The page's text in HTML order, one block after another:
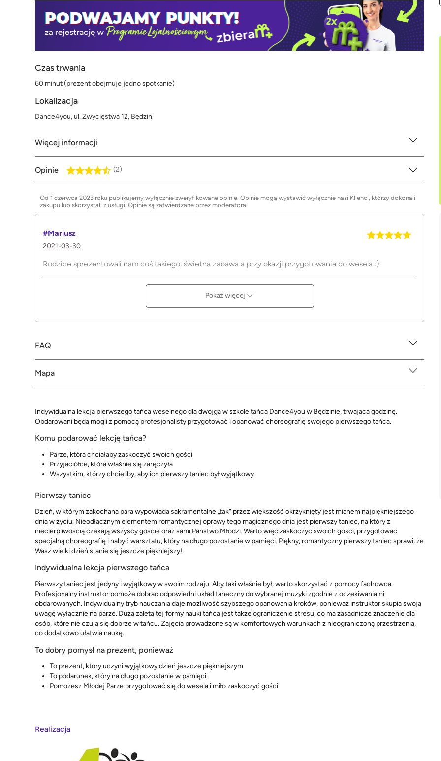
Czas trwania
60 minut (prezent obejmuje jedno spotkanie)
Lokalizacja
Dance4you, ul. Zwycięstwa 12, Będzin
Więcej informacji
Opinie (2)
Od 1 czerwca 2023 roku publikujemy wyłącznie zweryfikowane opinie. Opinie mogą wystawić wyłącznie nasi Klienci, którzy dokonali
zakupu lub skorzystali z usługi. Opinie są zatwierdzane przez moderatora.
#Mariusz
2021-03-30
Rodzice sprezentowali nam coś takiego, świetna zabawa a przy okazji przygotowania do wesela :)
Pokaż więcej
FAQ
Mapa
Indywidualna lekcja pierwszego tańca weselnego dla dwojga w szkole tańca Dance4you w Będzinie, trwająca godzinę.
Obdarowani będą mogli z pomocą profesjonalisty przygotować i opanować choreografię swojego pierwszego tańca.
Komu podarować lekcję tańca?
Parze, która chciałaby zaskoczyć swoich gości
Przyjaciółce, która właśnie się zaręczyła
Wszystkim, którzy chcieliby, aby ich pierwszy taniec był wyjątkowy
Pierwszy taniec
Dzień, w którym zakochana para wypowiada sakramentalne „tak” przez większość okrzyknięty jest mianem najpiękniejszego
dnia w życiu. Nieodłącznym elementem romantycznej oprawy tego magicznego dnia jest pierwszy taniec, na który z
niecierpliwością czekają wszyscy goście oraz sami Państwo Młodzi. Warto więc zaskoczyć swoich gości, przygotować
specjalną choreografię i nabyć warsztatu, który na długo pozostanie w pamięci. Piękny, romantyczny pierwszy taniec sprawi, że
Wasz wielki dzień stanie się jeszcze piękniejszy!
Indywidualna lekcja pierwszego tańca
Pierwszy taniec jest jedyny i wyjątkowy w swoim rodzaju. Aby taki właśnie był, warto skorzystać z pomocy fachowca.
Profesjonalny instruktor pomoże dobrać odpowiedni układ taneczny do wybranej muzyki zgodnie z oczekiwaniami
obdarowanych. Indywidualny tryb nauczania daje możliwość szybszego opanowania kroków, ponieważ instruktor skupia swoją
uwagę wyłącznie na parze. Dużą zaletą tej formy nauki tańca jest także ograniczenie stresu, co ma zasadnicze znaczenie dla
osób, które nie czują się dobrze w tańcu. Zajęcia prowadzone są w komfortowych warunkach z nieograniczoną przestrzenią,
co dodatkowo ułatwia naukę.
To dobry pomysł na prezent, ponieważ
To prezent, który uczyni wyjątkowy dzień jeszcze piękniejszym
To podarunek, który na długo pozostanie w pamięci
Pomożesz Młodej Parze przygotować się do wesela i miło zaskoczyć gości
Realizacja